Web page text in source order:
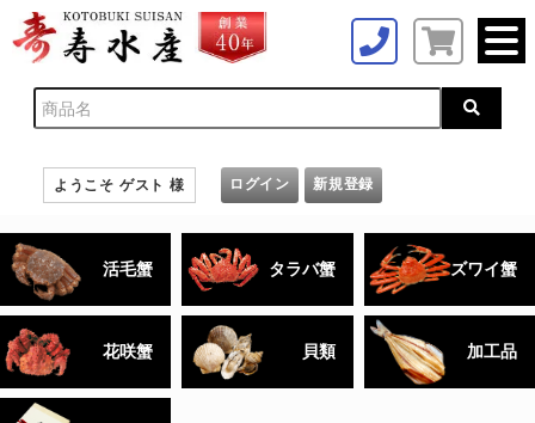
ようこそ ゲスト 様 ログイン 新規登録
活毛蟹 タラバ蟹 ズワイ蟹
花咲蟹 貝類 加工品